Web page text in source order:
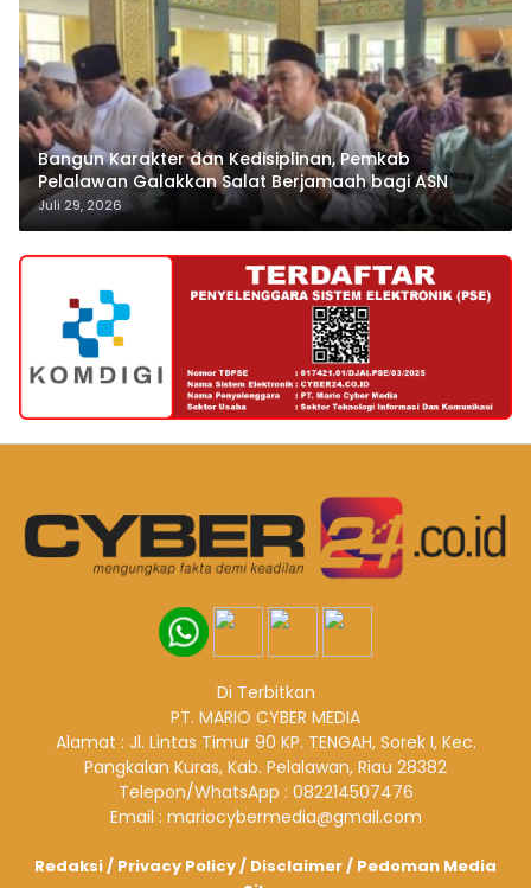
Bangun Karakter dan Kedisiplinan, Pemkab
Pelalawan Galakkan Salat Berjamaah bagi ASN
Juli 29, 2026
Di Terbitkan
PT. MARIO CYBER MEDIA
Alamat : Jl. Lintas Timur 90 KP. TENGAH, Sorek I, Kec.
Pangkalan Kuras, Kab. Pelalawan, Riau 28382
Telepon/WhatsApp : 082214507476
Email : mariocybermedia@gmail.com
Redaksi/ Privacy Policy/ Disclaimer/ Pedoman Media